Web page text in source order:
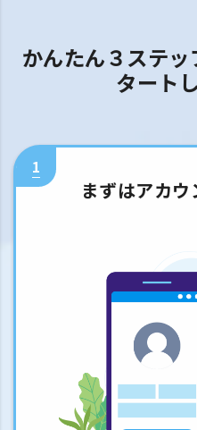
かんたん３ステ
タート
1
まずはアカ